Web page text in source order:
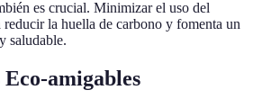
es crucial. Minimizar el uso del
la huella de carbono y fomenta un
saludable.
amigables